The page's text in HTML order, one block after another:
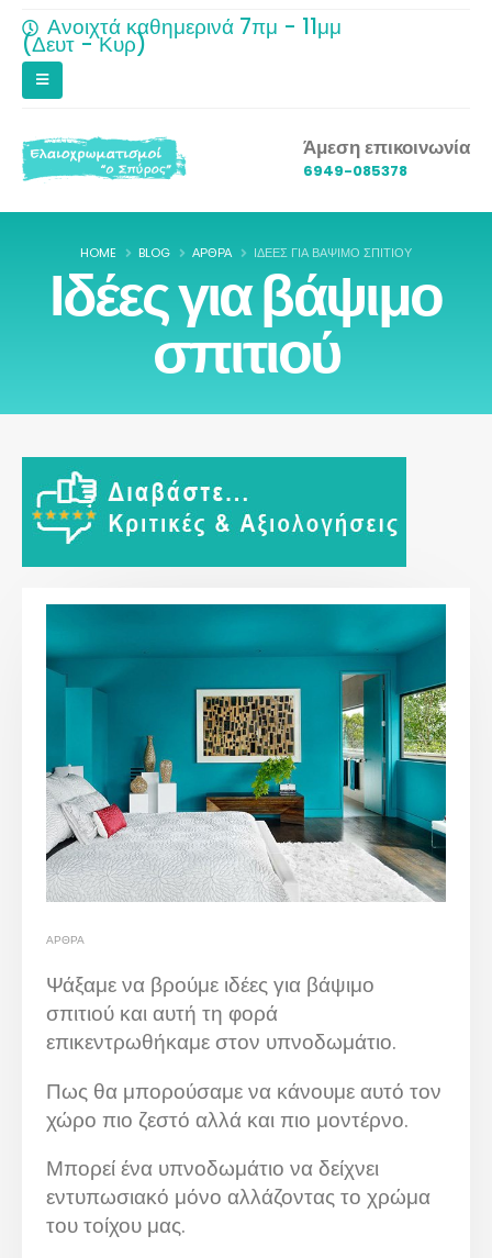
Ανοιχτά καθημερινά 7πμ - 11μμ
(Δευτ - Κυρ)
Άμεση επικοινωνία
6949-085378
HOME BLOG ΆΡΘΡΑ ΙΔΈΕΣ ΓΙΑ ΒΆΨΙΜΟ ΣΠΙΤΙΟΎ
Ιδέες για βάψιμο
σπιτιού
ΆΡΘΡΑ
Ψάξαμε να βρούμε ιδέες για βάψιμο
σπιτιού και αυτή τη φορά
επικεντρωθήκαμε στον υπνοδωμάτιο.
Πως θα μπορούσαμε να κάνουμε αυτό τον
χώρο πιο ζεστό αλλά και πιο μοντέρνο.
Μπορεί ένα υπνοδωμάτιο να δείχνει
εντυπωσιακό μόνο αλλάζοντας το χρώμα
του τοίχου μας.